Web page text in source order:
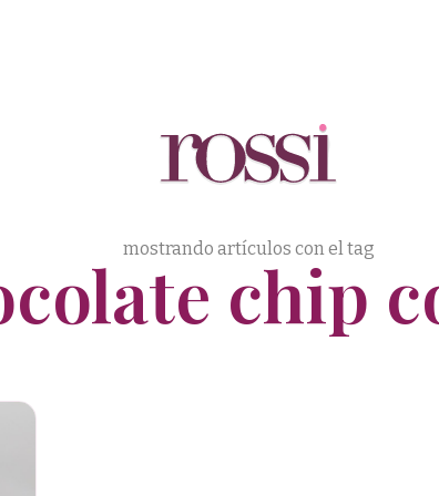
mostrando artículos con el tag
chip